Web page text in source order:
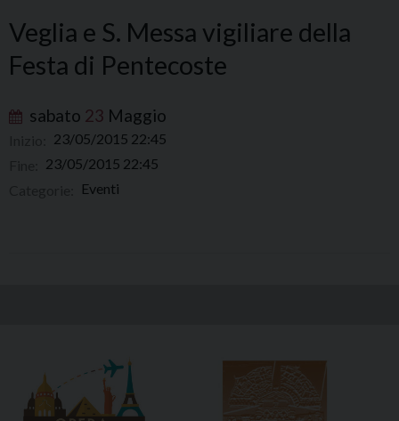
Veglia e S. Messa vigiliare della
Festa di Pentecoste
sabato 23 Maggio
23/05/2015 22:45
23/05/2015 22:45
Eventi